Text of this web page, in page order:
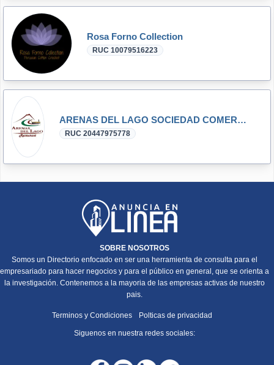
Rosa Forno Collection
RUC 10079516223
ARENAS DEL LAGO SOCIEDAD COMERCIAL DE RESPONSABILIDAD LIMITADA
RUC 20447975778
SOBRE NOSOTROS
Somos un Directorio enfocado en ser una herramienta de consulta para el
empresariado para hacer negocios y para el público en general, que se orienta a
la investigación. Contenemos a la mayoria de las empresas activas de nuestro
pais.
Terminos y Condiciones Polticas de privacidad
Siguenos en nuestra redes sociales: